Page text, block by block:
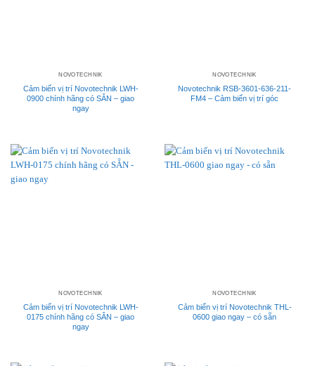
NOVOTECHNIK
Cảm biến vị trí Novotechnik LWH-
0900 chính hãng có SẴN – giao
ngay
NOVOTECHNIK
Novotechnik RSB-3601-636-211-
FM4 – Cảm biến vị trí góc
NOVOTECHNIK
Cảm biến vị trí Novotechnik LWH-
0175 chính hãng có SẴN – giao
ngay
NOVOTECHNIK
Cảm biến vị trí Novotechnik THL-
0600 giao ngay – có sẵn